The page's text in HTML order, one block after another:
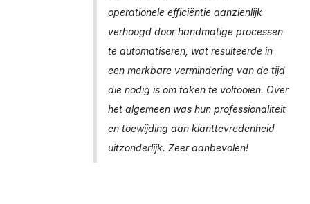
operationele efficiëntie aanzienlijk
verhoogd door handmatige processen
te automatiseren, wat resulteerde in
een merkbare vermindering van de tijd
die nodig is om taken te voltooien. Over
het algemeen was hun professionaliteit
en toewijding aan klanttevredenheid
uitzonderlijk. Zeer aanbevolen!